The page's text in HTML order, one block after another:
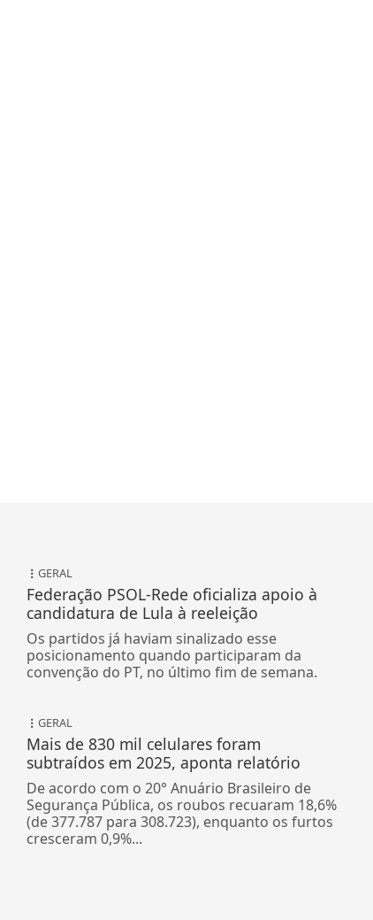
GERAL
Federação PSOL-Rede oficializa apoio à
candidatura de Lula à reeleição
Os partidos já haviam sinalizado esse
posicionamento quando participaram da
convenção do PT, no último fim de semana.
GERAL
Mais de 830 mil celulares foram
subtraídos em 2025, aponta relatório
De acordo com o 20° Anuário Brasileiro de
Segurança Pública, os roubos recuaram 18,6%
(de 377.787 para 308.723), enquanto os furtos
cresceram 0,9%...